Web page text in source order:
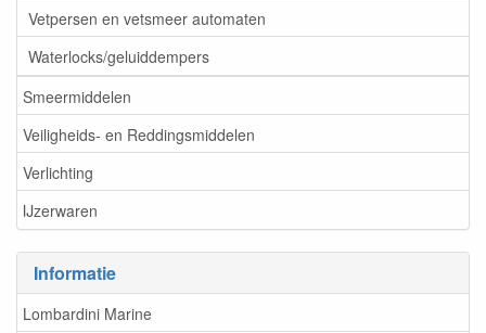
Vetpersen en vetsmeer automaten
Waterlocks/geluiddempers
Smeermiddelen
Veiligheids- en Reddingsmiddelen
Verlichting
IJzerwaren
Informatie
Lombardini Marine